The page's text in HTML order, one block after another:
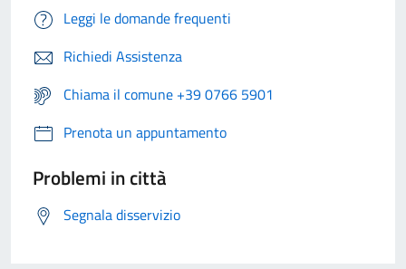
Leggi le domande frequenti
Richiedi Assistenza
Chiama il comune +39 0766 5901
Prenota un appuntamento
Problemi in città
Segnala disservizio